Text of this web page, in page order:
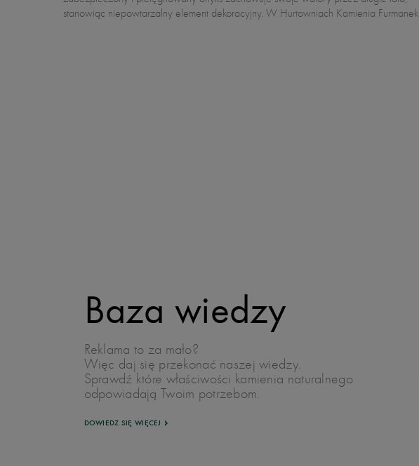
stanowiąc niepowtarzalny element dekoracyjny. W Hurtowniach Kamienia Furmanek
Baza wiedzy
Reklama to za mało?
Więc daj się przekonać naszej wiedzy.
Sprawdź które właściwości kamienia naturalnego
odpowiadają Twoim potrzebom.
DOWIEDZ SIĘ WIĘCEJ